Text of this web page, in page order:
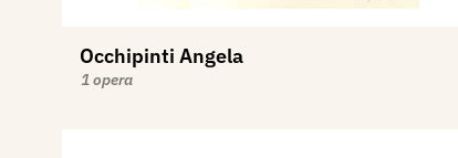
Occhipinti Angela
1 opera